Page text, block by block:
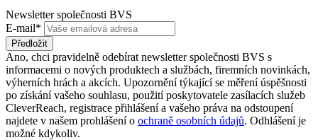
Newsletter společnosti BVS
E-mail*
Předložit
Ano, chci pravidelně odebírat newsletter společnosti BVS s
informacemi o nových produktech a službách, firemních novinkách,
výherních hrách a akcích. Upozornění týkající se měření úspěšnosti
po získání vašeho souhlasu, použití poskytovatele zasílacích služeb
CleverReach, registrace přihlášení a vašeho práva na odstoupení
najdete v našem prohlášení o ochraně osobních údajů. Odhlášení je
možné kdykoliv.